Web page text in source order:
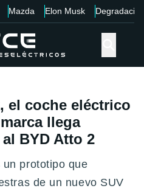
Mazda Elon Musk Degradación
el coche eléctrico
llega
BYD Atto 2
un prototipo que
de un nuevo SUV